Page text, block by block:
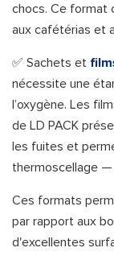
chocs. Ce format
aux cafétérias et
✅ Sachets et
nécessite une
l’oxygène. Les
de LD PACK
les fuites et
thermoscellage —
Ces formats
par rapport aux
d'excellentes